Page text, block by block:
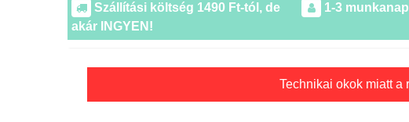
Szállítási költség 1490 Ft-tól, de
akár INGYEN!
1-3
Technikai okok miatt a